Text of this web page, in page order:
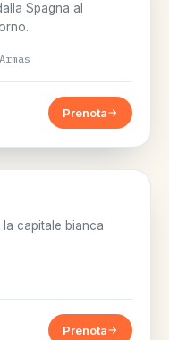
Spagna al
Prenota
capitale bianca
Prenota